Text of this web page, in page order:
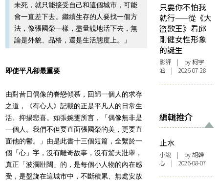
未死，就只能接受自己和這個城市，可能
會一直差下去。繼續生存的人要找一個方
法，像張國榮一樣，盡量靚地活下去，無
論是外貌、品格，還是生活態度上。」
即使平凡卻最重要
由對昔日偶像的眷戀傾慕，回歸一個人的求存
之道，《有心人》記載的正是平凡人的日常生
活、抑揚悲喜。如張婉雯所言，「偶像無非是
一個人。我們不但要直面張國榮的美，更要直
面他的鬱。」由是此書十三個短篇，全繫於一
個「心」字，沒有離奇故事，沒有驚天壯舉，
真正「波瀾壯闊」的，是每個小人物的內在感
受，是盤旋在這城市中，不斷積累、無處安放
只要你不怕我
就行——從《大
盜歌王》看邱
剛健女性形象
的誕生
影評 | by 柯宇
涵 | 2026-07-28
編輯推介
止水
小說 | by 胡韡
心 | 2026-08-07